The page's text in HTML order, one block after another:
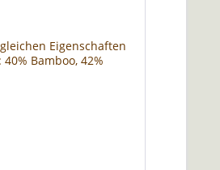
Eigenschaften
Bamboo, 42%